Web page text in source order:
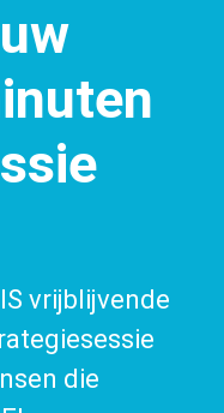
vrijblijvende
die